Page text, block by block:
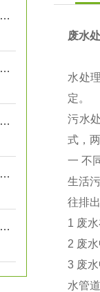
正确使用口腔牙科污水处理设备可确保处理效果
口腔牙科污水处理设备的相关处理技术介绍
口腔牙科污水处理设备与传统设备相比的优势介绍
口腔牙科污水处理设备的工作原理及出故障时需采取的措施介绍
正确安装可确保口腔诊所臭氧消毒处理设备提供高效的消毒效果
废水
水处
定。
污水
式，
一 不
生活
往排
1 废
2 废
3 废
水管